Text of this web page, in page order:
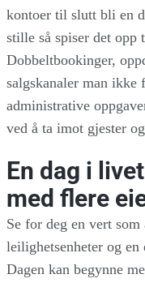
kontoer til slutt bli en
stille så spiser det opp
Dobbeltbookinger,
salgskanaler man ikke
administrative
ved å ta imot gjester
En dag i
med flere
Se for deg en vert
leilighetsenheter og
Dagen kan begynne